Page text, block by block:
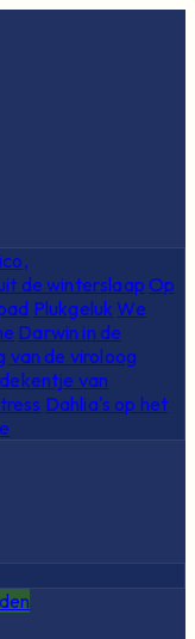
de winterslaap Op
Plukgeluk We
Darwin in de
van de viroloog
van
Dahlia's op het